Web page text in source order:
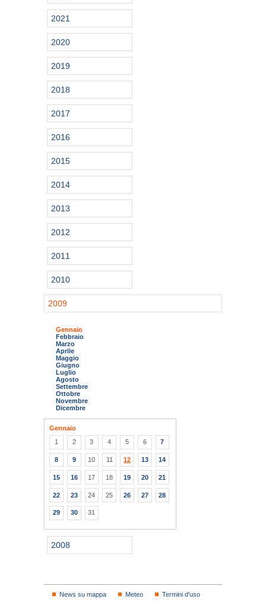
2021
2020
2019
2018
2017
2016
2015
2014
2013
2012
2011
2010
2009
Gennaio
Febbraio
Marzo
Aprile
Maggio
Giugno
Luglio
Agosto
Settembre
Ottobre
Novembre
Dicembre
Gennaio
1
2 3 4 5 6 7
8 9 10 11 12 13 14
15 16 17 18 19 20 21
22 23 24 25 26 27 28
29 30 31
2008
News su mappa Meteo
Termini d'uso